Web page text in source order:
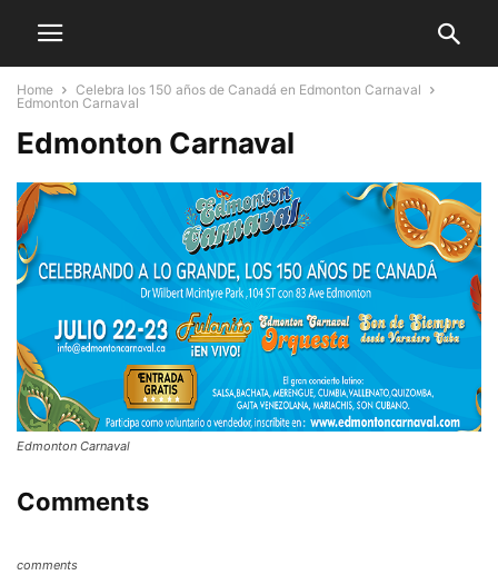
Home
Celebra los 150 años de Canadá en Edmonton Carnaval
Edmonton Carnaval
Edmonton Carnaval
Edmonton Carnaval
Comments
comments